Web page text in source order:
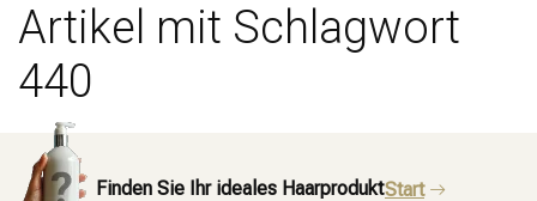
Marken
Artikel mit Schlagwort
440
Finden Sie Ihr ideales HaarproduktStart